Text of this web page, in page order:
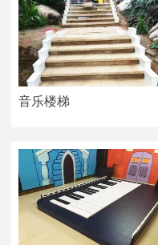
音乐楼梯